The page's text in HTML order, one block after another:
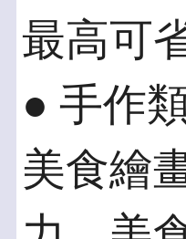
最高可
● 手作
美食繪